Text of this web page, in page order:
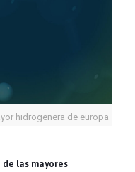
hidrogenera de europa
las mayores